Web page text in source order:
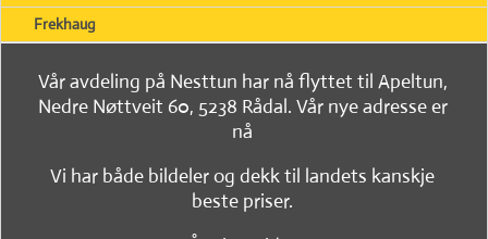
Frekhaug
Vår avdeling på Nesttun har nå flyttet til Apeltun,
Nedre Nøttveit 60, 5238 Rådal. Vår nye adresse er
nå
Vi har både bildeler og dekk til landets kanskje
beste priser.